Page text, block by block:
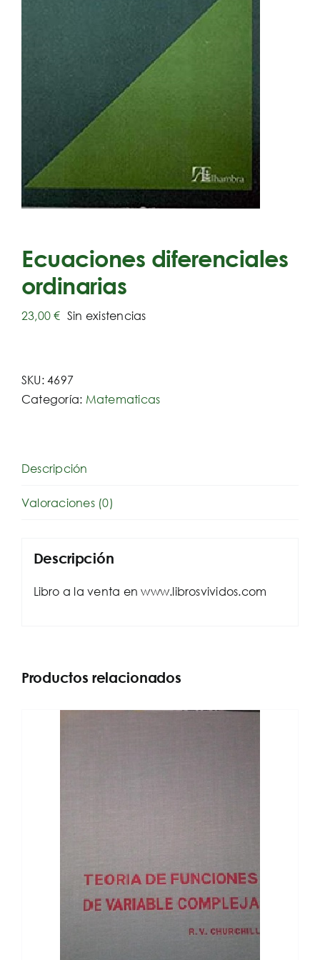
Ecuaciones diferenciales
ordinarias
23,00€ Sin existencias
SKU:4697
Categoría: Matematicas
Descripción
Valoraciones (0)
Descripción
Libro a la venta en www.librosvividos.com
Productos relacionados